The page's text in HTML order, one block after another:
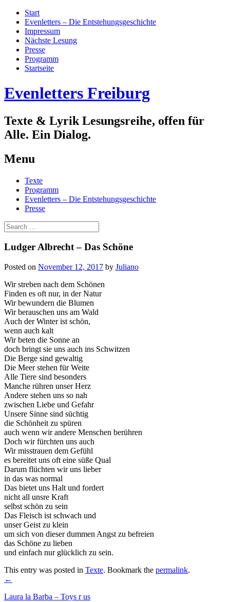
Start
Evenletters – Die Entstehungsgeschichte
Impressum
Nächste Lesung
Presse
Programm
Startseite
Evenletters Freiburg
Texte & Lyrik Lesungsreihe, offen für
Alle. Ein Dialog.
Menu
Skip
content
Texte
Programm
Evenletters – Die Entstehungsgeschichte
Presse
Search
for:
Ludger Albrecht – Das Schöne
Posted on November 12, 2017 by Juliano
Wir streben nach dem Schönen
Finden es oft nur, in der Natur
Wir bewundern die Blumen
Wir berauschen uns am Wald
Auch der Winter ist schön,
wenn auch kalt
Wir beten die Sonne an
doch bringt sie uns auch ins Schwitzen
Die Berge sind gewaltig
Die Meer stehen für Weite
Alle Tiere sind besonders
Manche rühren unser Herz
Andere stehen uns so nah
zwischen Liebe und Gefahr
Unsere Sinne sind süchtig
die Schönheit zu spüren
auch wenn wir andere Menschen berühren
Doch wir fürchten uns auch
Wir misstrauen dem Gefühl
es bereitet uns oft eine süße Qual
Darum flüchten wir uns lieber
in das was normal
Das bietet uns Halt und fordert
nicht all unsre Kraft
selbst schön zu sein
Das Fleisch ist schwach und
unser Geist zu klein
um sich von dieser dummen Angst zu befreien
das Schöne zu lieben
und einfach nur glücklich zu sein.
This entry was posted in Texte. Bookmark the permalink.
Post
←
Laura la Barba – Toys r us